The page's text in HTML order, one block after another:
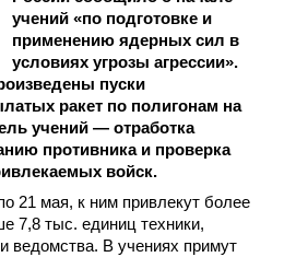
учений «по подготовке и
применению ядерных сил в
условиях угрозы агрессии».
пуски
ракет по полигонам на
учений — отработка
противника и проверка
войск.
21 мая, к ним привлекут более
7,8 тыс. единиц техники,
ведомства. В учениях примут